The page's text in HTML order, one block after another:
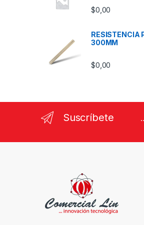
$0,00
RESISTENCIA
300MM
$0,00
Suscríbete